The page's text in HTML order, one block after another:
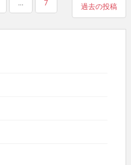
… 7 過去の投稿